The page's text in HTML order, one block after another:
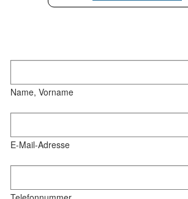
Name, Vorname
E-Mail-Adresse